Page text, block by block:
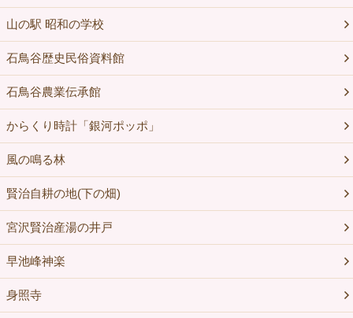
山の駅 昭和の学校
石鳥谷歴史民俗資料館
石鳥谷農業伝承館
からくり時計「銀河ポッポ」
風の鳴る林
賢治自耕の地(下の畑)
宮沢賢治産湯の井戸
早池峰神楽
身照寺